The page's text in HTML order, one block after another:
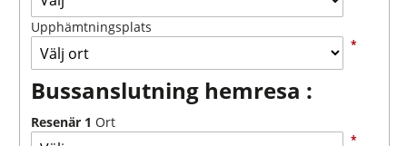
Upphämtningsplats
*
Bussanslutning hemresa :
Resenär 1 Ort
*